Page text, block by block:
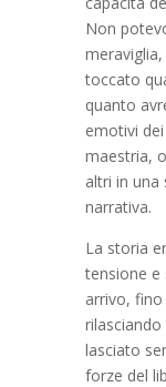
Non
toccato
quanto
emotivi
maestria,
altri in una
narrativa.
La storia
tensione e
arrivo,
lasciato
forze del